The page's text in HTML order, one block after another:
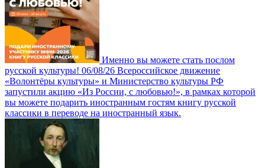
Именно вы можете стать послом
русской культуры! 06/08/26 Всероссийское движение
«Волонтёры культуры» и Министерство культуры РФ
запустили акцию «Из России, с любовью!», в рамках которой
вы можете подарить иностранным гостям книгу русской
классики в переводе на иностранный язык.